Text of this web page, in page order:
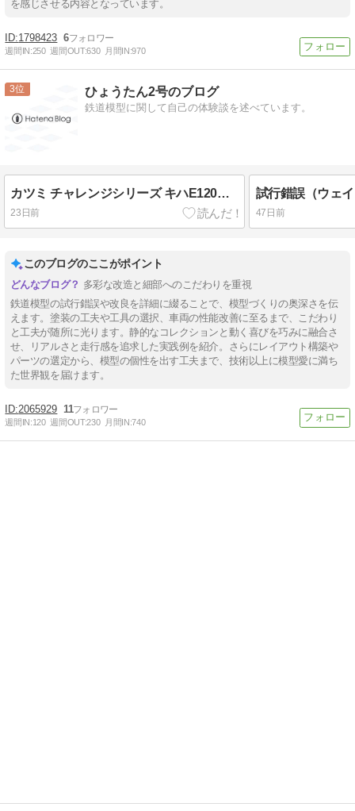
を感じさせる内容となっています。
1798423 6
週間IN:250 週間OUT:630 月間IN:970
3 ひょうたん2号のブログ
鉄道模型に関して自己の体験談を述べています。
カツミ チャレンジシリーズ キハE120タイプ
23日前
試行錯誤（ウェ
47日前
このブログのここがポイント
多彩な改造と細部へのこだわりを重視
鉄道模型の試行錯誤や改良を詳細に綴ることで、模型づくりの奥深さを伝
えます。塗装の工夫や工具の選択、車両の性能改善に至るまで、こだわり
と工夫が随所に光ります。静的なコレクションと動く喜びを巧みに融合さ
せ、リアルさと走行感を追求した実践例を紹介。さらにレイアウト構築や
パーツの選定から、模型の個性を出す工夫まで、技術以上に模型愛に満ち
た世界観を届けます。
2065929 11
週間IN:120 週間OUT:230 月間IN:740